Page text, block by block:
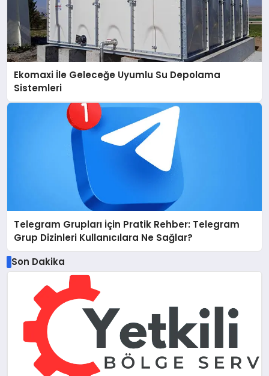
Ekomaxi İle Geleceğe Uyumlu Su Depolama
Sistemleri
Telegram Grupları İçin Pratik Rehber: Telegram
Grup Dizinleri Kullanıcılara Ne Sağlar?
Son Dakika